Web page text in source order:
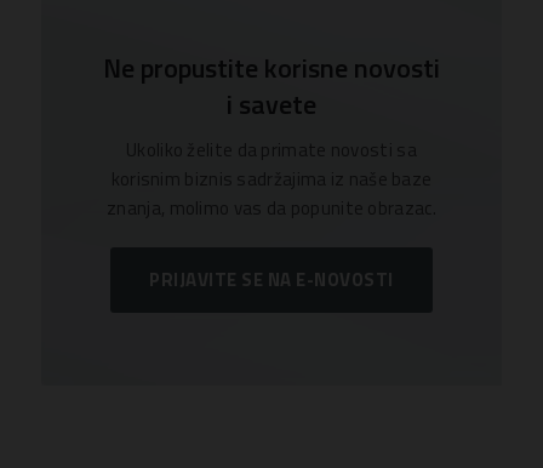
Ne propustite korisne novosti
i savete
znanja, molimo vas da popunite obrazac.
PRIJAVITE SE NA E-NOVOSTI